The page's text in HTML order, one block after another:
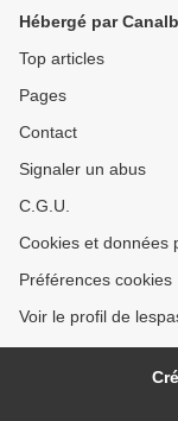
Hébergé par
Top articles
Pages
Contact
Signaler un abus
C.G.U.
Cookies et données
Préférences cookies
Voir le profil de